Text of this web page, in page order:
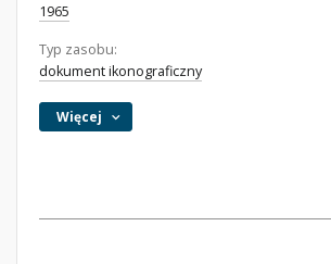
1965
Typ zasobu:
dokument ikonograficzny
Więcej